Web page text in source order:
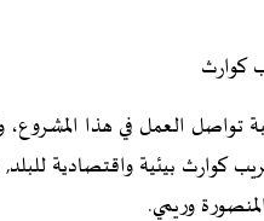
كوارث
العمل في هذا المشروع،
كوارث بيئية واقتصادية
وريمي.